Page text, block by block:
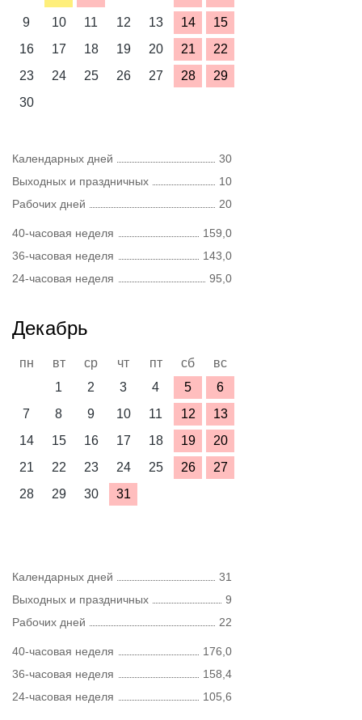
9
10 11 12 13 14
15
16
17 18 19 20 21
22
23
24 25 26 27 28
29
30
Календарных дней
30
Выходных и праздничных
10
Рабочих дней
20
40-часовая неделя
159,0
36-часовая неделя
143,0
24-часовая неделя
95,0
Декабрь
пн вт ср чт пт сб
вс
1
2 3 4 5
6
7
8 9 10 11 12
13
14
15 16 17 18 19
20
21
22 23 24 25 26
27
28
29 30 31
Календарных дней
31
Выходных и праздничных
9
Рабочих дней
22
40-часовая неделя
176,0
36-часовая неделя
158,4
24-часовая неделя
105,6